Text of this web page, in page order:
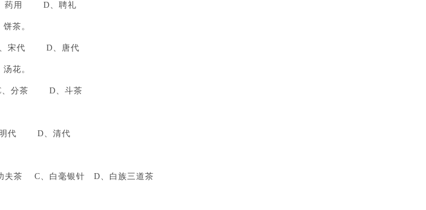
用 D、聘礼
茶。
代 D、唐代
花。
分茶 D、斗茶
代 D、清代
C、白毫银针 D、白族三道茶